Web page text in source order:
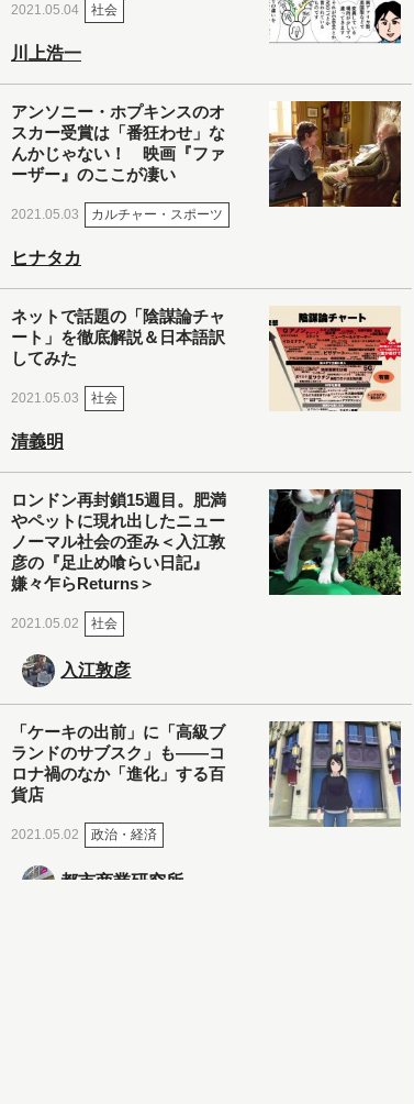
2021.05.04 社会
川上浩一
アンソニー・ホプキンスのオ
スカー受賞は「番狂わせ」な
んかじゃない！ 映画『ファ
ーザー』のここが凄い
2021.05.03 カルチャー・スポーツ
ヒナタカ
ネットで話題の「陰謀論チャ
ート」を徹底解説＆日本語訳
してみた
2021.05.03 社会
清義明
ロンドン再封鎖15週目。肥満
やペットに現れ出したニュー
ノーマル社会の歪み＜入江敦
彦の『足止め喰らい日記』
嫌々乍らReturns＞
2021.05.02 社会
入江敦彦
「ケーキの出前」に「高級ブ
ランドのサブスク」も――コ
ロナ禍のなか「進化」する百
貨店
2021.05.02 政治・経済
都市商業研究所